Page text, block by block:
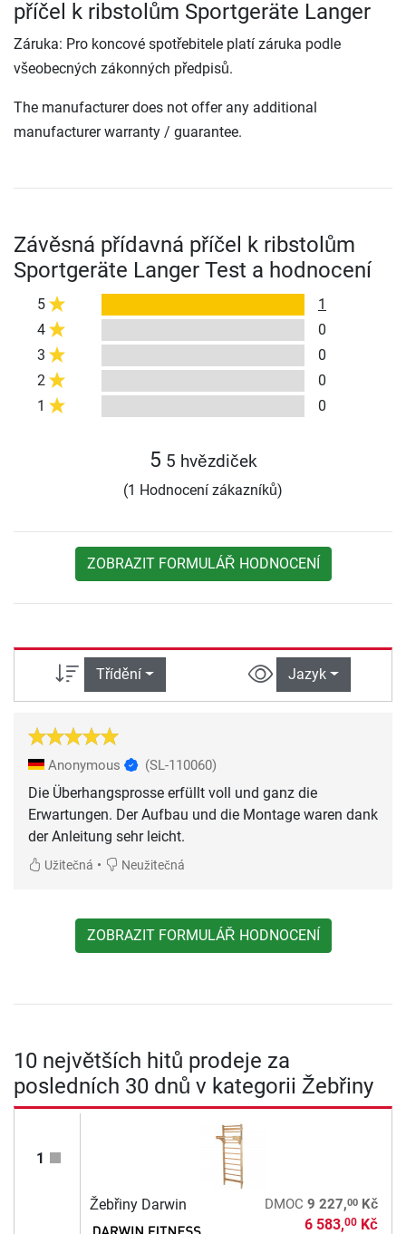
příčel k ribstolům Sportgeräte Langer
Záruka: Pro koncové spotřebitele platí záruka podle
všeobecných zákonných předpisů.
The manufacturer does not offer any additional
manufacturer warranty / guarantee.
Závěsná přídavná příčel k ribstolům
Sportgeräte Langer Test a hodnocení
5
1
4
0
3
0
2
0
1
0
5 5 hvězdiček
(1 Hodnocení zákazníků)
ZOBRAZIT FORMULÁŘ HODNOCENÍ
Třídění Jazyk
Anonymous (SL-110060)
Die Überhangsprosse erfüllt voll und ganz die
Erwartungen. Der Aufbau und die Montage waren dank
der Anleitung sehr leicht.
Užitečná • Neužitečná
ZOBRAZIT FORMULÁŘ HODNOCENÍ
10 největších hitů prodeje za
posledních 30 dnů v kategorii Žebřiny
1
Žebřiny Darwin DMOC 9 227,00Kč
6 583,00Kč